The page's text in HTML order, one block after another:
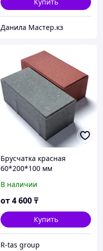
Данила Мастер.кз
Брусчатка красная
60*200*100 мм
В наличии
от4 600₸
Купить
R-tas group